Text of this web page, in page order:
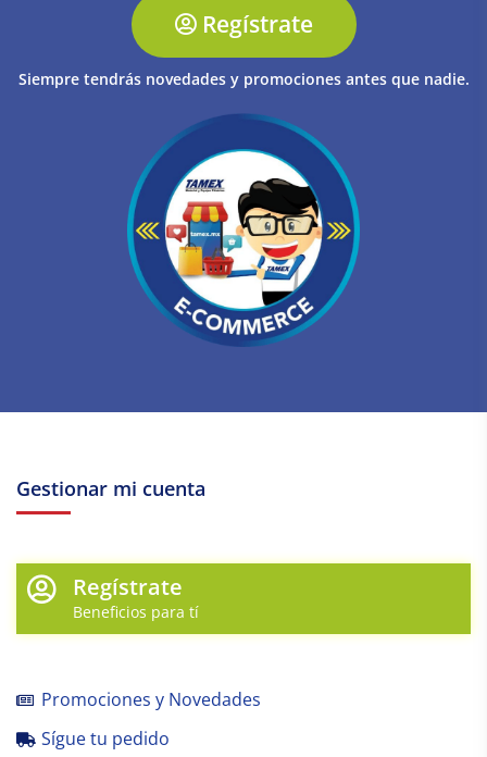
Regístrate
Siempre tendrás novedades y promociones antes que nadie.
Gestionar mi cuenta
Regístrate
Beneficios para tí
Promociones y Novedades
Sígue tu pedido